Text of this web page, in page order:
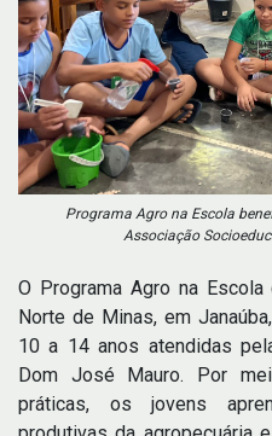
Programa Agro na Escola
Associação
O Programa Agro na
Norte de Minas, em
10 a 14 anos atendidas
Dom José Mauro. Por
práticas, os jovens